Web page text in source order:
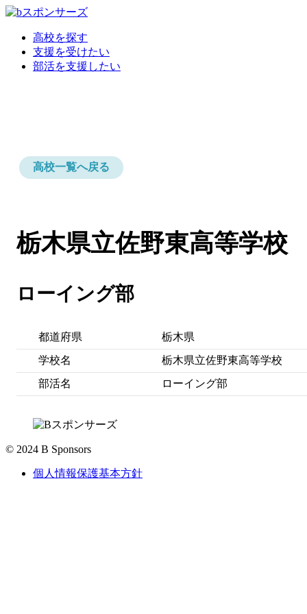
高校を探す
支援を受けたい
部活を支援したい
高校一覧へ戻る
栃木県立佐野東高等学校
ローイング部
都道府県
栃木県
学校名
栃木県立佐野東高等学校
部活名
ローイング部
© 2024 B Sponsors
個人情報保護基本方針